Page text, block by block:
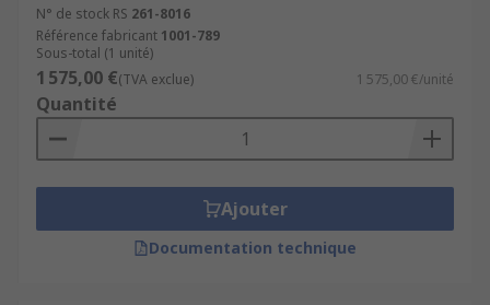
N° de stock RS 261-8016
Référence fabricant 1001-789
Sous-total (1 unité)
1 575,00 €(TVA exclue) 1 575,00 €/unité
Quantité
Ajouter
Documentation technique